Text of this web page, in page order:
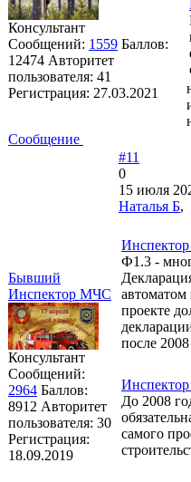
Консультант
Сообщений: 1559 Баллов:
12474 Авторитет
пользователя: 41
Регистрация: 27.03.2021
Сообщение
Бывший
Инспектор МЧС
Консультант
Сообщений:
2964 Баллов:
8912 Авторитет
пользователя: 30
Регистрация:
18.09.2019
#11
0
15 июля
Наталья Б,
Ф1.3 -
проекте
после 2008
До 2008
самого